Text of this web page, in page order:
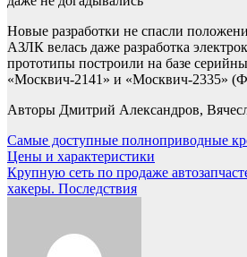
Новые разработки не спасли
АЗЛК велась даже разработка
прототипы построили на базе
«Москвич-2141» и «Москвич-2335»
Авторы Дмитрий Александров,
Навигация
по
записям
Самые доступные полноприводные
Цены и характеристики
Крупную сеть по продаже
хакеры. Последствия